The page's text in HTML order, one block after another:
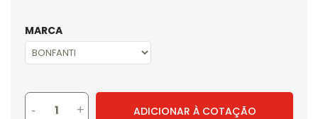
MARCA
- + ADICIONAR À COTAÇÃO